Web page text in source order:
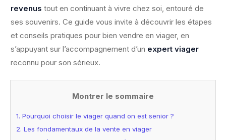
revenus tout en continuant à vivre chez soi, entouré de
ses souvenirs. Ce guide vous invite à découvrir les étapes
et conseils pratiques pour bien vendre en viager, en
s’appuyant sur l’accompagnement d’un expert viager
reconnu pour son sérieux.
Montrer le sommaire
1. Pourquoi choisir le viager quand on est senior ?
2. Les fondamentaux de la vente en viager